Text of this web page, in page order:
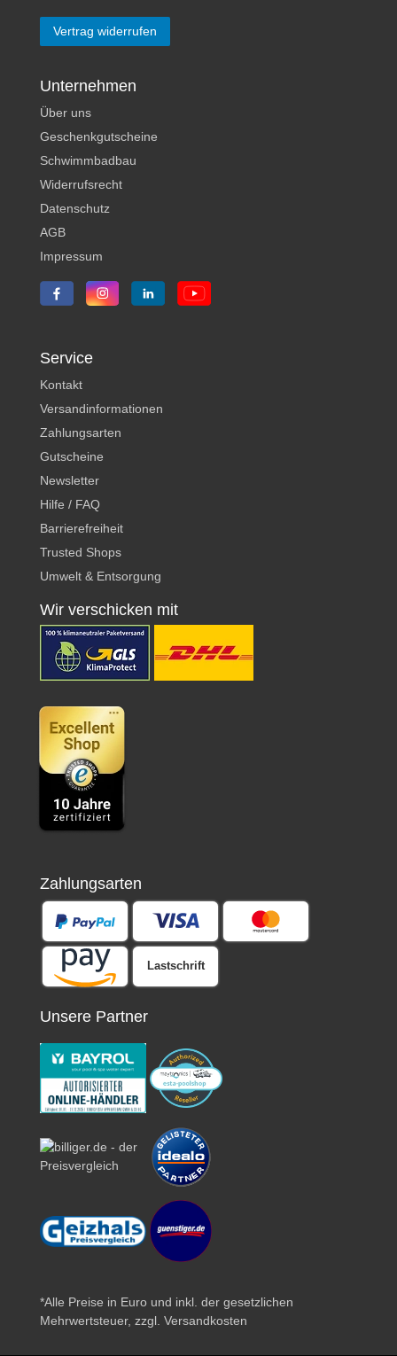
Vertrag widerrufen
Unternehmen
Über uns
Geschenkgutscheine
Schwimmbadbau
Widerrufsrecht
Datenschutz
AGB
Impressum
Service
Kontakt
Versandinformationen
Zahlungsarten
Gutscheine
Newsletter
Hilfe / FAQ
Barrierefreiheit
Trusted Shops
Umwelt & Entsorgung
Wir verschicken mit
Zahlungsarten
Lastschrift
Unsere Partner
*Alle Preise in Euro und inkl. der gesetzlichen
Mehrwertsteuer, zzgl. Versandkosten